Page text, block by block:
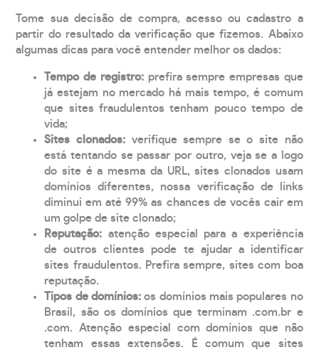
Tome sua decisão de compra, acesso ou cadastro a
partir do resultado da verificação que fizemos. Abaixo
algumas dicas para você entender melhor os dados:
Tempo de registro: prefira sempre empresas que
já estejam no mercado há mais tempo, é comum
que sites fraudulentos tenham pouco tempo de
vida;
Sites clonados: verifique sempre se o site não
está tentando se passar por outro, veja se a logo
do site é a mesma da URL, sites clonados usam
domínios diferentes, nossa verificação de links
diminui em até 99% as chances de vocês cair em
um golpe de site clonado;
Reputação: atenção especial para a experiência
de outros clientes pode te ajudar a identificar
sites fraudulentos. Prefira sempre, sites com boa
reputação.
Tipos de domínios:os domínios mais populares no
Brasil, são os domínios que terminam .com.br e
.com. Atenção especial com domínios que não
tenham essas extensões. É comum que sites